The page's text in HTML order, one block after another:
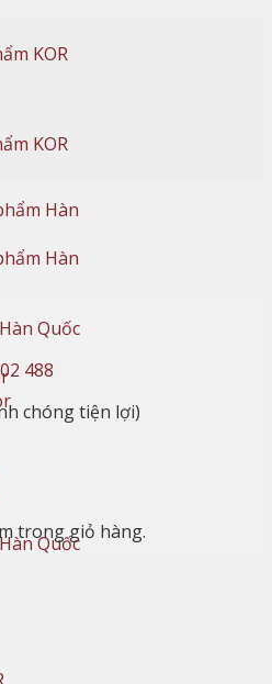
KOR
KOR
488
chóng tiện lợi)
trong giỏ hàng.